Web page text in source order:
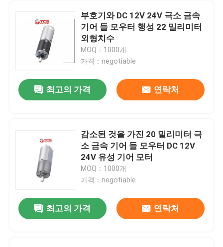
부호기와 DC 12V 24V 극소 금속
기어 들 모우터 행성 22 밀리미터
외형치수
MOQ：1000개
가격：negotiable
최고의 가격 연락처
감소된 것을 가진 20 밀리미터 극
소 금속 기어 들 모우터 DC 12V
24V 유성 기어 모터
MOQ：1000개
가격：negotiable
최고의 가격 연락처